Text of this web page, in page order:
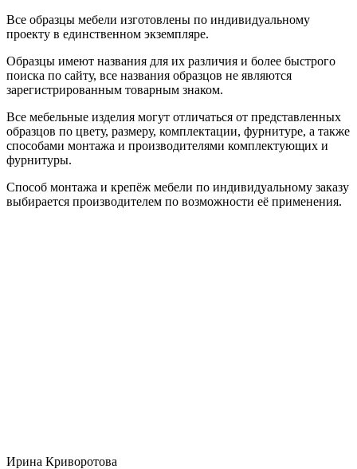
Все образцы мебели изготовлены по индивидуальному
проекту в единственном экземпляре.
Образцы имеют названия для их различия и более быстрого
поиска по сайту, все названия образцов не являются
зарегистрированным товарным знаком.
Все мебельные изделия могут отличаться от представленных
образцов по цвету, размеру, комплектации, фурнитуре, а также
способами монтажа и производителями комплектующих и
фурнитуры.
Способ монтажа и крепёж мебели по индивидуальному заказу
выбирается производителем по возможности её применения.
Ирина Криворотова